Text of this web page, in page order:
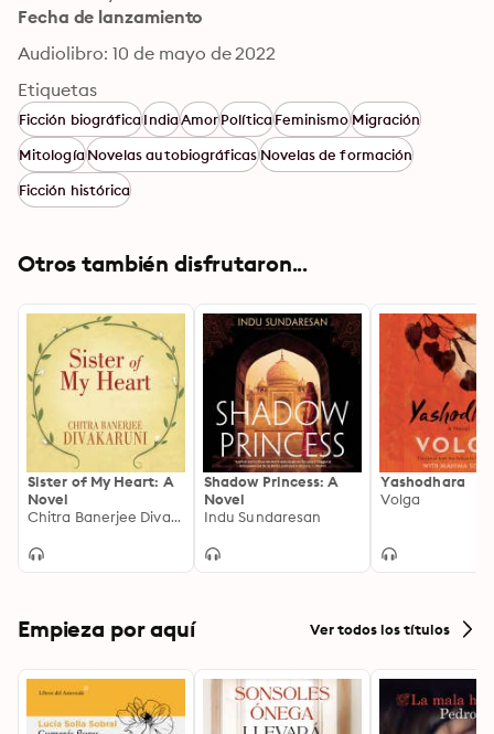
Fecha de lanzamiento
Audiolibro: 10 de mayo de 2022
Etiquetas
Ficción biográficaIndiaAmorPolíticaFeminismoMigración
MitologíaNovelas autobiográficasNovelas de formación
Ficción histórica
Otros también disfrutaron...
Sister of My Heart: A
Novel
Chitra Banerjee Divakaruni
Shadow Princess: A
Novel
Indu Sundaresan
Yashodhara
Volga
Empieza por aquí Ver todos los títulos